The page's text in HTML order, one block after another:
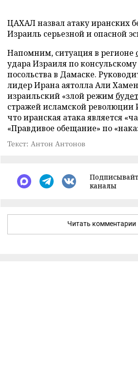
ЦАХАЛ назвал атаку иранских
Израиль серьезной и опасной
Напомним, ситуация в регионе
удара Израиля по
посольства в Дамаске.
лидер Ирана аятолла Али
израильский «злой режим
стражей исламской революции
что иранская атака является
«Правдивое обещание» по
Текст: Антон Антонов
каналы
Читать комментарии